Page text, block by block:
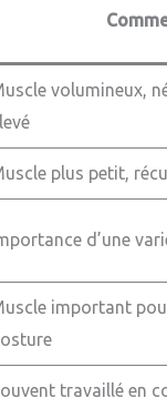
volumineux,
plus petit,
d’une
important
travaillé en